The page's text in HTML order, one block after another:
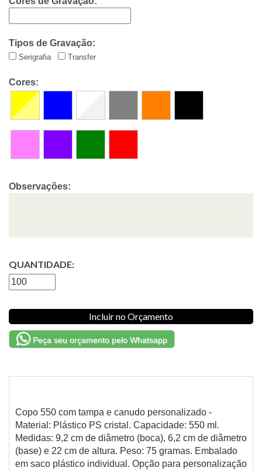
Tipos de Gravação:
Serigrafia Transfer
Cores:
Observações:
QUANTIDADE:
Incluir no Orçamento
Peça seu orçamento pelo Whatsapp
Copo 550 com tampa e canudo personalizado -
Material: Plástico PS cristal. Capacidade: 550 ml.
Medidas: 9,2 cm de diâmetro (boca), 6,2 cm de diâmetro
(base) e 22 cm de altura. Peso: 75 gramas. Embalado
em saco plástico individual. Opção para personalização